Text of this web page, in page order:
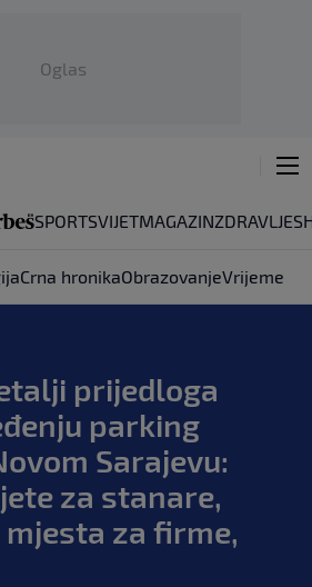
Oglas
SPORTSVIJETMAGAZINZDRAVLJE
Crna hronikaObrazovanjeVrijeme
prijedloga
parking
Sarajevu:
za stanare,
za firme,